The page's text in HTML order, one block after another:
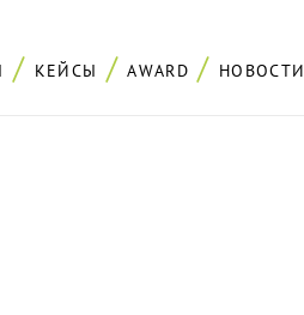
КЕЙСЫ AWARD НОВОСТИ